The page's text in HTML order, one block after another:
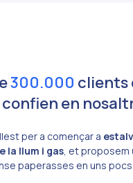
300.000 clients
confien en
per a començar a
la llum i gas, et proposem
paperasses en uns